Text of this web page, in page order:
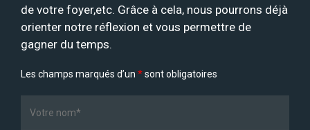
de votre foyer,etc. Grâce à cela, nous pourrons déjà
orienter notre réflexion et vous permettre de
gagner du temps.
Les champs marqués d’un *sont obligatoires